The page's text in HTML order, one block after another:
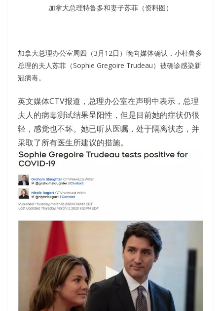
加拿大总理特鲁多和妻子苏菲（资料图）
加拿大总理办公室周四（3月12日）晚向媒体确认，小杜鲁多
总理的夫人苏菲（Sophie Gregoire Trudeau）被确诊感染新
冠病毒。
英文媒体CTV报道，总理办公室在声明中表示，总理
夫人的病毒测试结果呈阳性，但是目前她的症状仍很
轻，感觉也不坏。她已听从医嘱，处于隔离状态，并
采取了所有医生所建议的措施。